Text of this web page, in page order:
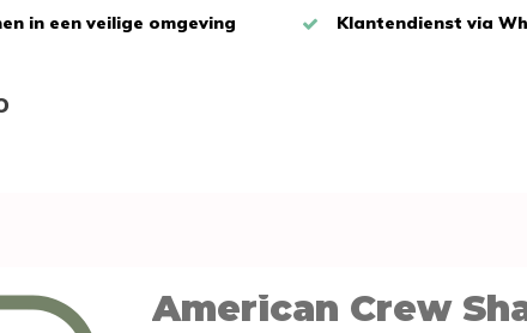
in een veilige omgeving Klantendienst via
American Crew